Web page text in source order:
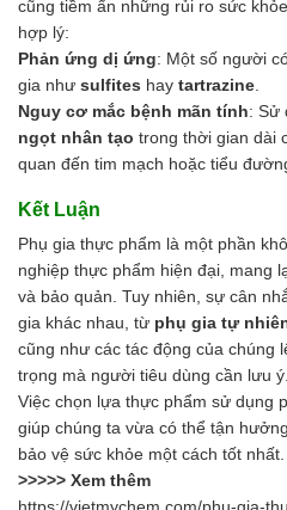
cũng tiềm ẩn những rủi ro sức
hợp lý:
Phản ứng dị ứng: Một số người
gia như sulfites hay tartrazine
Nguy cơ mắc bệnh mãn tính: Sử
ngọt nhân tạo trong thời gian dài
quan đến tim mạch hoặc tiểu
Kết Luận
Phụ gia thực phẩm là một phần
nghiệp thực phẩm hiện đại, mang
và bảo quản. Tuy nhiên, sự cân
gia khác nhau, từ phụ gia tự
cũng như các tác động của chúng
trọng mà người tiêu dùng cần lưu ý.
Việc chọn lựa thực phẩm sử dụng
giúp chúng ta vừa có thể tận
bảo vệ sức khỏe một cách tốt nhất.
>>>>> Xem thêm
https://vietmychem.com/phu-gia-